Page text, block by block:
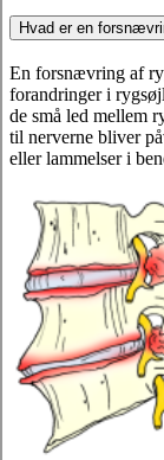
Hvad er en
En forsnævring af
forandringer i
de små led mellem
til nerverne bliver
eller lammelser i